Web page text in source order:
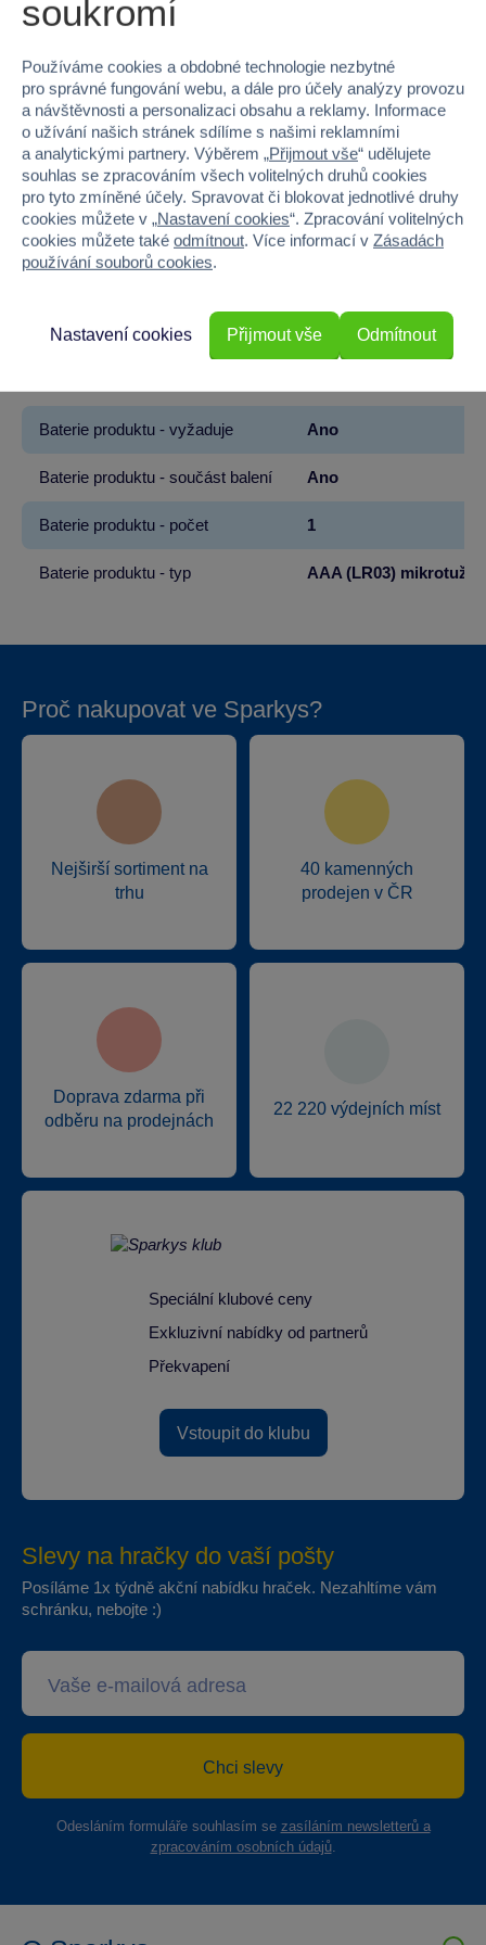
Licence JIGGLY
Věk od 3
Pohlaví HOLKA, KLUK
Šířka 9
Hloubka 2
Baterie produktu - vyžaduje Ano
Baterie produktu - součást balení Ano
Baterie produktu - počet 1
Baterie produktu - typ AAA (LR03)
Proč nakupovat ve Sparkys?
Nejširší sortiment na
trhu
40 kamenných
prodejen v ČR
Doprava zdarma při
odběru na prodejnách
22 220 výdejních míst
Speciální klubové ceny
Exkluzivní nabídky od partnerů
Překvapení
Vstoupit do klubu
Slevy na hračky do vaší pošty
Posíláme 1x týdně akční nabídku hraček. Nezahltíme vám
schránku, nebojte :)
Chci slevy
Odesláním formuláře souhlasím se zasíláním newsletterů a
zpracováním osobních údajů.
soukromí
Používáme cookies a obdobné technologie nezbytné
pro správné fungování webu, a dále pro účely analýzy provozu
a návštěvnosti a personalizaci obsahu a reklamy. Informace
o užívání našich stránek sdílíme s našimi reklamními
a analytickými partnery. Výběrem „Přijmout vše“ udělujete
souhlas se zpracováním všech volitelných druhů cookies
pro tyto zmíněné účely. Spravovat či blokovat jednotlivé druhy
cookies můžete v „Nastavení cookies“. Zpracování volitelných
cookies můžete také odmítnout. Více informací v Zásadách
používání souborů cookies.
Odmítnout
Nastavení cookies Přijmout vše